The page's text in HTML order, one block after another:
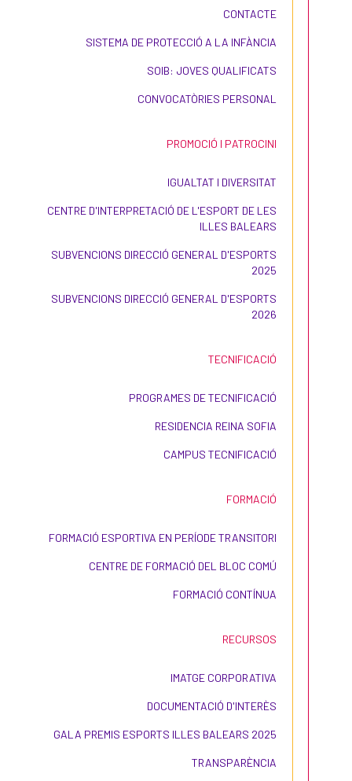
CONTACTE
SISTEMA DE PROTECCIÓ A LA INFÀNCIA
SOIB: JOVES QUALIFICATS
CONVOCATÒRIES PERSONAL
PROMOCIÓ I PATROCINI
IGUALTAT I DIVERSITAT
CENTRE D'INTERPRETACIÓ DE L'ESPORT DE LES
ILLES BALEARS
SUBVENCIONS DIRECCIÓ GENERAL D'ESPORTS
2025
SUBVENCIONS DIRECCIÓ GENERAL D'ESPORTS
2026
TECNIFICACIÓ
PROGRAMES DE TECNIFICACIÓ
RESIDENCIA REINA SOFIA
CAMPUS TECNIFICACIÓ
FORMACIÓ
FORMACIÓ ESPORTIVA EN PERÍODE TRANSITORI
CENTRE DE FORMACIÓ DEL BLOC COMÚ
FORMACIÓ CONTÍNUA
RECURSOS
IMATGE CORPORATIVA
DOCUMENTACIÓ D'INTERÈS
GALA PREMIS ESPORTS ILLES BALEARS 2025
TRANSPARÈNCIA